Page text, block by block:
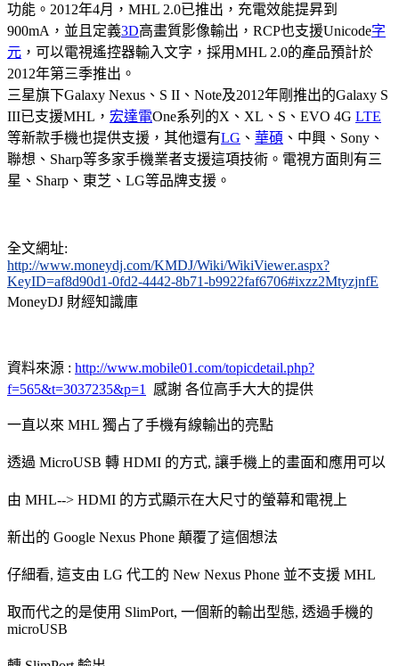
功能。2012年4月，MHL 2.0已推出，充電效能提昇到
900mA，並且定義3D高畫質影像輸出，RCP也支援Unicode字
元 ，可以電視遙控器輸入文字，採用MHL 2.0的產品預計於
2012年第三季推出。
三星旗下Galaxy Nexus、S II、Note及2012年剛推出的Galaxy S
III已支援MHL， 宏達電One系列的X、XL、S、EVO 4G LTE
等新款手機也提供支援，其他還有LG 、 華碩 、中興、Sony、
聯想、Sharp等多家手機業者支援這項技術。電視方面則有三
星、Sharp、東芝、LG等品牌支援。
全文網址:
http://www.moneydj.com/KMDJ/Wiki/WikiViewer.aspx?
KeyID=af8d90d1-0fd2-4442-8b71-b9922faf6706#ixzz2MtyzjnfE
MoneyDJ 財經知識庫
資料來源 : http://www.mobile01.com/topicdetail.php?
f=565&t=3037235&p=1
感謝 各位高手大大的提供
一直以來 MHL 獨占了手機有線輸出的亮點
透過 MicroUSB 轉 HDMI 的方式, 讓手機上的畫面和應用可以
由 MHL--> HDMI 的方式顯示在大尺寸的螢幕和電視上
新出的 Google Nexus Phone 顛覆了這個想法
仔細看, 這支由 LG 代工的 New Nexus Phone 並不支援 MHL
取而代之的是使用 SlimPort, 一個新的輸出型態, 透過手機的
microUSB